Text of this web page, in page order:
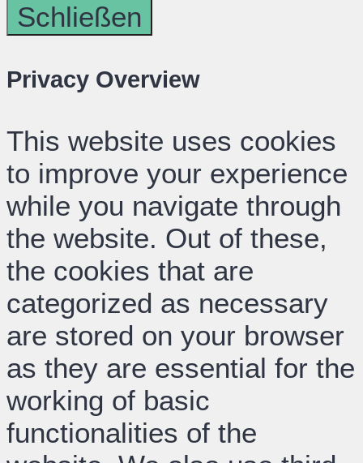
Schließen
Privacy Overview
This website uses cookies
to improve your experience
while you navigate through
the website. Out of these,
the cookies that are
categorized as necessary
are stored on your browser
as they are essential for the
working of basic
functionalities of the